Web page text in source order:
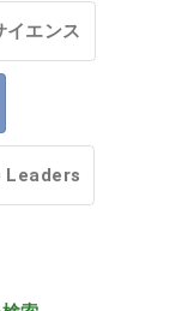
イエンス
Leaders